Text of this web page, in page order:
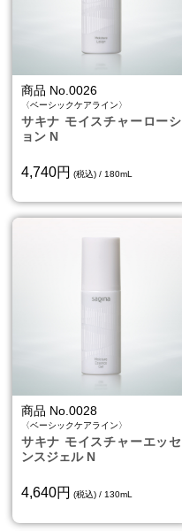
商品 No.0026
〈ベーシックケアライン〉
サキナ モイスチャーローシ
ョン N
4,740円 (税込) / 180mL
商品 No.0028
〈ベーシックケアライン〉
サキナ モイスチャーエッセ
ンスジェル N
4,640円 (税込) / 130mL